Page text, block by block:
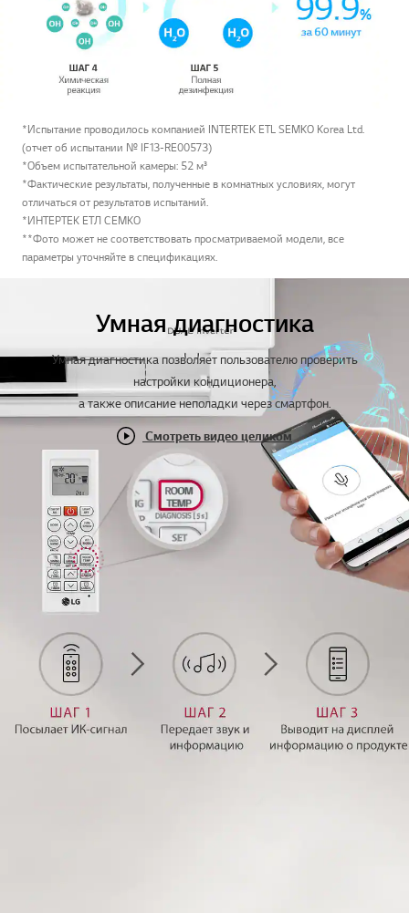
*Испытание проводилось компанией INTERTEK ETL SEMKO Korea Ltd.
(отчет об испытании № IF13-RE00573)
*Объем испытательной камеры: 52 м³
*Фактические результаты, полученные в комнатных условиях, могут
отличаться от результатов испытаний.
*ИНТЕРТЕК ЕТЛ СЕМКО
**Фото может не соответствовать просматриваемой модели, все
параметры уточняйте в спецификациях.
Умная диагностика
Умная диагностика позволяет пользователю проверить
настройки кондиционера,
а также описание неполадки через смартфон.
Смотреть видео целиком